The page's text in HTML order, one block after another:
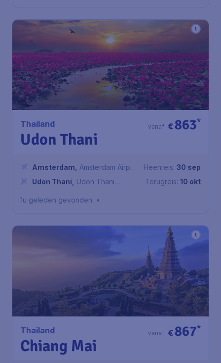
Thailand
Udon Thani
€863*
vanaf
Amsterdam
Amsterdam Airport
Schiphol
Udon Thani
Udon Thani
Heenreis: 30 sep
Terugreis: 10 okt
1u geleden gevonden •
Thailand
Chiang Mai
€867*
vanaf